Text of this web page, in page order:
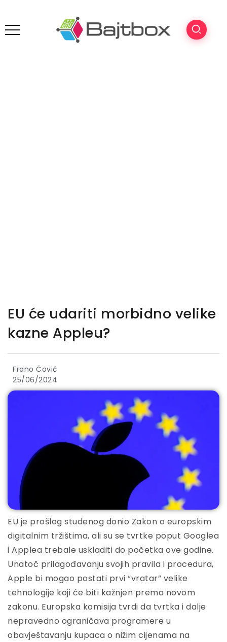
EU će udariti morbidno velike
kazne Appleu?
Frano Čović
25/06/2024
EU je prošlog studenog donio Zakon o europskim
digitalnim tržištima, ali su se tvrtke poput Googlea
i Applea trebale uskladiti do početka ove godine.
Unatoč prilagođavanju svojih pravila i procedura,
Apple bi mogao postati prvi “vratar” velike
tehnologije koji će biti kažnjen prema novom
zakonu. Europska komisija tvrdi da tvrtka i dalje
nepravedno ograničava programere u
obavještavanju kupaca o nižim cijenama na